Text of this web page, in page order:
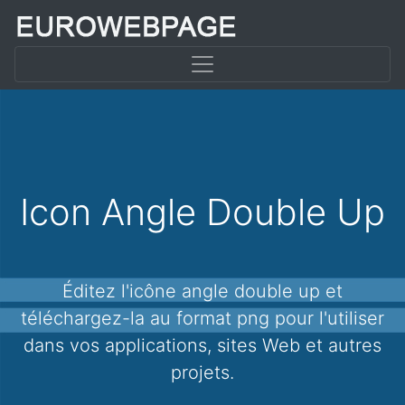
Icon Angle Double Up
Éditez l'icône angle double up et
téléchargez-la au format png pour l'utiliser
dans vos applications, sites Web et autres
projets.